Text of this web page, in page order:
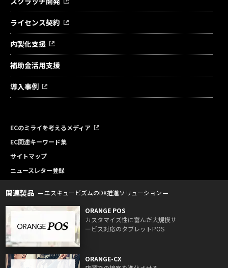
ライセンス契約
内製化支援
補助金活用支援
導入事例
ECのミライを考えるメディア
EC関連キーワード集
サイトマップ
ニュースレター登録
関連製品 エスキュービズムのDX推進ソリューション
ORANGE POS
カスタマイズ性に富んだ大規模サ
ービス対応のタブレットPOS
ORANGE-CX